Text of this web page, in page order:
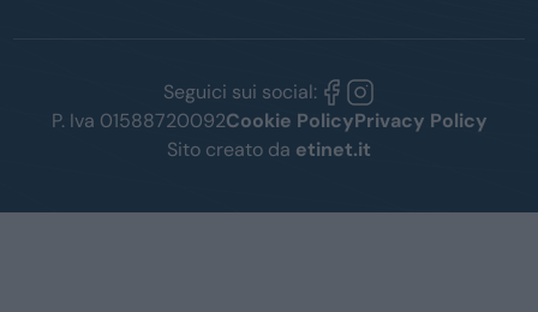
Seguici sui social:
P. Iva 01588720092Cookie PolicyPrivacy Policy
Sito creato da etinet.it